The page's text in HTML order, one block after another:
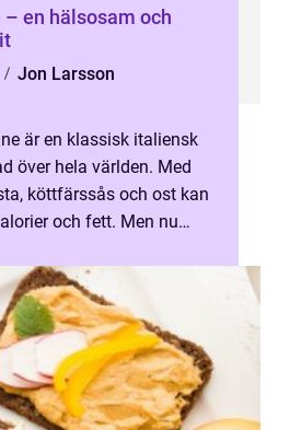
en hälsosam och
Jon Larsson
är en klassisk italiensk
över hela världen. Med
köttfärssås och ost kan
och fett. Men nu